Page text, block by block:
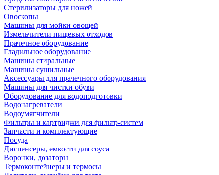
Стерилизаторы для ножей
Овоскопы
Машины для мойки овощей
Измельчители пищевых отходов
Прачечное оборудование
Гладильное оборудование
Машины стиральные
Машины сушильные
Аксессуары для прачечного оборудования
Машины для чистки обуви
Оборудование для водоподготовки
Водонагреватели
Водоумягчители
Фильтры и картриджи для фильтр-систем
Запчасти и комплектующие
Посуда
Диспенсеры, емкости для соуса
Воронки, дозаторы
Термоконтейнеры и термосы